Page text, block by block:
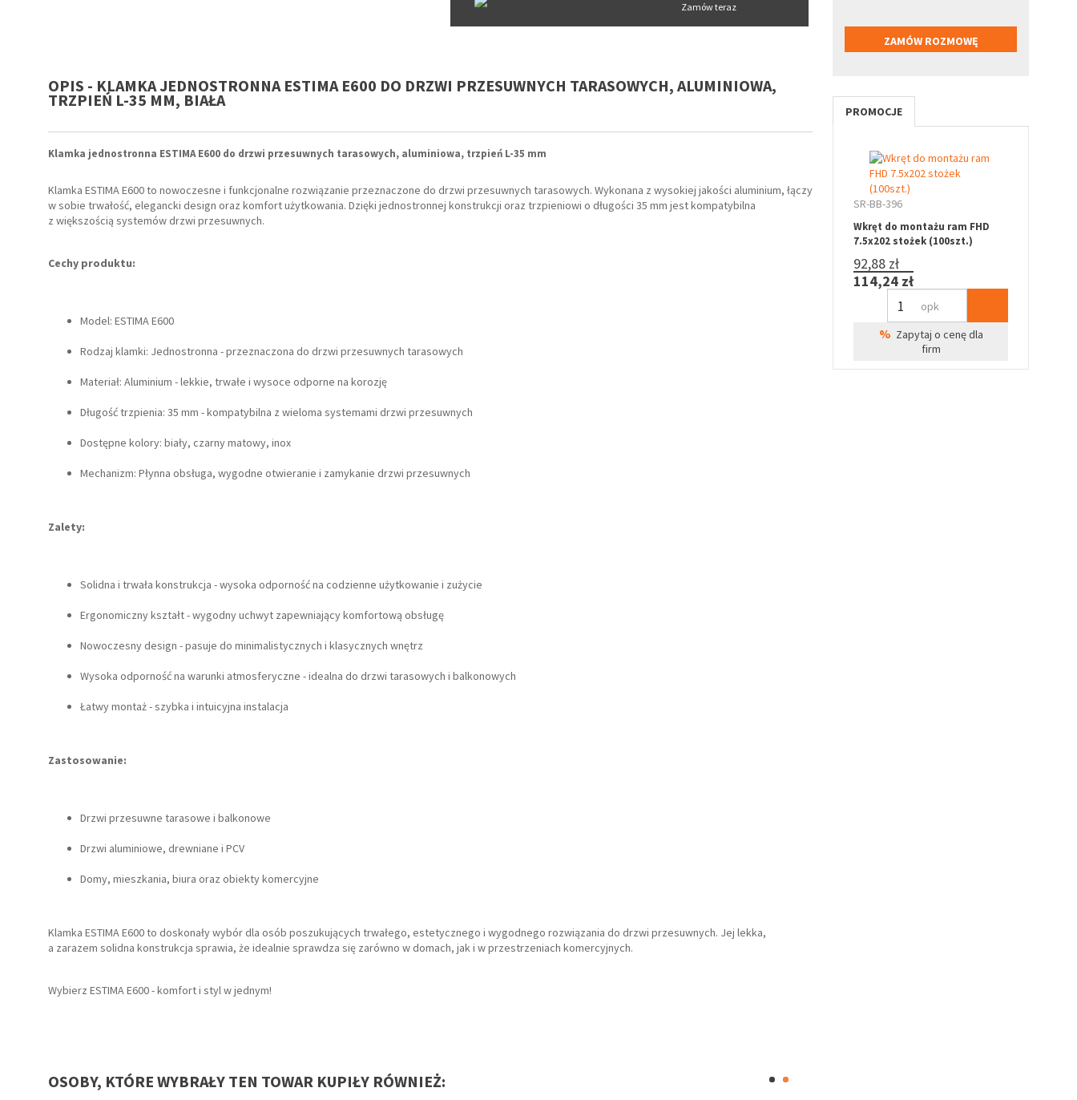
Zamów teraz
OPIS - KLAMKA JEDNOSTRONNA ESTIMA E600 DO DRZWI PRZESUWNYCH TARASOWYCH, ALUMINIOWA,
TRZPIEŃ L-35 MM, BIAŁA
Klamka jednostronna ESTIMA E600 do drzwi przesuwnych tarasowych, aluminiowa, trzpień L-35 mm
Klamka ESTIMA E600 to nowoczesne i funkcjonalne rozwiązanie przeznaczone do drzwi przesuwnych tarasowych. Wykonana z wysokiej jakości aluminium, łączy
w sobie trwałość, elegancki design oraz komfort użytkowania. Dzięki jednostronnej konstrukcji oraz trzpieniowi o długości 35 mm jest kompatybilna
z większością systemów drzwi przesuwnych.
Cechy produktu:
Model: ESTIMA E600
Rodzaj klamki: Jednostronna - przeznaczona do drzwi przesuwnych tarasowych
Materiał: Aluminium - lekkie, trwałe i wysoce odporne na korozję
Długość trzpienia: 35 mm - kompatybilna z wieloma systemami drzwi przesuwnych
Dostępne kolory: biały, czarny matowy, inox
Mechanizm: Płynna obsługa, wygodne otwieranie i zamykanie drzwi przesuwnych
Zalety:
Solidna i trwała konstrukcja - wysoka odporność na codzienne użytkowanie i zużycie
Ergonomiczny kształt - wygodny uchwyt zapewniający komfortową obsługę
Nowoczesny design - pasuje do minimalistycznych i klasycznych wnętrz
Wysoka odporność na warunki atmosferyczne - idealna do drzwi tarasowych i balkonowych
Łatwy montaż - szybka i intuicyjna instalacja
Zastosowanie:
Drzwi przesuwne tarasowe i balkonowe
Drzwi aluminiowe, drewniane i PCV
Domy, mieszkania, biura oraz obiekty komercyjne
Klamka ESTIMA E600 to doskonały wybór dla osób poszukujących trwałego, estetycznego i wygodnego rozwiązania do drzwi przesuwnych. Jej lekka,
a zarazem solidna konstrukcja sprawia, że idealnie sprawdza się zarówno w domach, jak i w przestrzeniach komercyjnych.
Wybierz ESTIMA E600 - komfort i styl w jednym!
OSOBY, KTÓRE WYBRAŁY TEN TOWAR KUPIŁY RÓWNIEŻ:
PROMOCJE
SR-BB-396
Wkręt do montażu ram FHD
7.5x202 stożek (100szt.)
92,88 zł
114,24 zł
opk
% Zapytaj o cenę dla
firm